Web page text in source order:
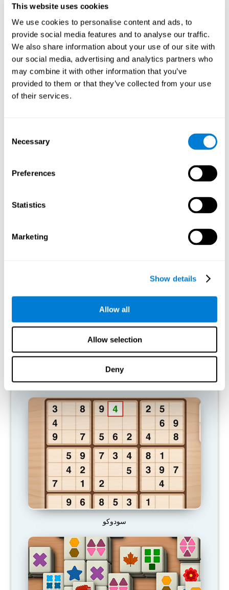
This website uses cookies
We use cookies to personalise content and ads, to
provide social media features and to analyse our traffic.
We also share information about your use of our site with
our social media, advertising and analytics partners who
may combine it with other information that you’ve
provided to them or that they’ve collected from your use
of their services.
Selection
Necessary
Preferences
Statistics
Marketing
Show details
Allow all
Allow selection
Deny
على وضع أهداف معقدة بشكل متزايد تتطلب مهارة أكبر للقدرات
المعرفية المعنية ، مما يساعد على تحفيزهم.
كيف تعمل لعبة العقل "الكلمات
المتقاطعة الصغيرة" على تحسين مهاراتي
المعرفية؟
يؤدي تشغيل "الكلمات المتقاطعة المصغرة" إلى تحفيز نمط تنشيط
عصبي معين. يمكن أن يساعد تكرار هذا النمط وتدريبه باستمرار على
تحسين الاتصالات العصبية ، ومساعدة الدوائر العصبية على إعادة تنظيم
في إنشاء نقاط الاشتباك العصبي الجديدة وتحسين الوظائف المعرفية.
ماذا يحدث عندما لا أقوم بتدريب قدراتي
المعرفية؟
يميل دماغنا إلى توفير الموارد العصبية لتلك الوظائف التي لا يستخدمها
طبيعي ، فإن الدماغ لا يوفر الموارد لهذا النمط من التنشيط العصبي. هذا
يجعلنا أقل قدرة على استخدام تلك الوظيفة المعرفية ، مما يجعلنا أقل
ألعاب الموصى بها
كلمات متقاطعة مرئية
سودوكو